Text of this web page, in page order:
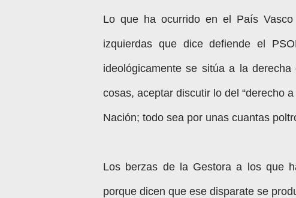
Lo que ha ocurrido en el País
izquierdas que dice defiende el
ideológicamente se sitúa a la
cosas, aceptar discutir lo del “derecho
Nación; todo sea por unas cuantas
Los berzas de la Gestora a los que
porque dicen que ese disparate se